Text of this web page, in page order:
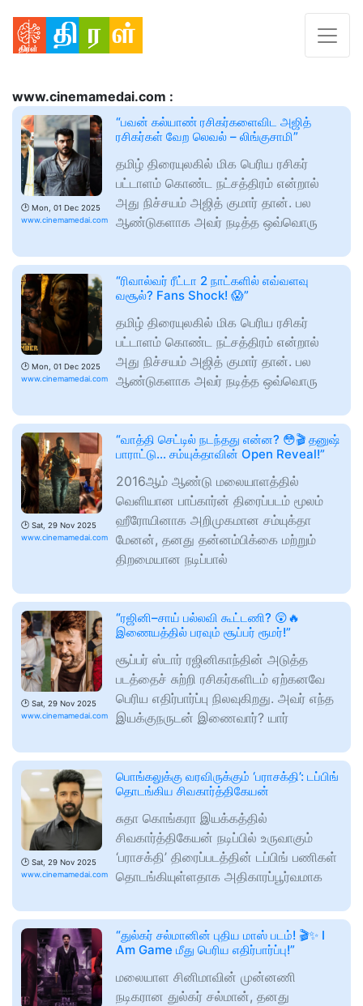
www.cinemamedai.com :
🕑 Mon, 01 Dec 2025
www.cinemamedai.com
“பவன் கல்யாண் ரசிகர்களைவிட அஜித்
ரசிகர்கள் வேற லெவல் – லிங்குசாமி”
தமிழ் திரையுலகில் மிக பெரிய ரசிகர்
பட்டாளம் கொண்ட நட்சத்திரம் என்றால்
அது நிச்சயம் அஜித் குமார் தான். பல
ஆண்டுகளாக அவர் நடித்த ஒவ்வொரு
🕑 Mon, 01 Dec 2025
www.cinemamedai.com
“ரிவால்வர் ரீட்டா 2 நாட்களில் எவ்வளவு
வசூல்? Fans Shock! 😱”
தமிழ் திரையுலகில் மிக பெரிய ரசிகர்
பட்டாளம் கொண்ட நட்சத்திரம் என்றால்
அது நிச்சயம் அஜித் குமார் தான். பல
ஆண்டுகளாக அவர் நடித்த ஒவ்வொரு
🕑 Sat, 29 Nov 2025
www.cinemamedai.com
“வாத்தி செட்டில் நடந்தது என்ன? 😳🎬 தனுஷ்
பாராட்டு… சம்யுக்தாவின் Open Reveal!”
2016ஆம் ஆண்டு மலையாளத்தில்
வெளியான பாப்கார்ன் திரைப்படம் மூலம்
ஹீரோயினாக அறிமுகமான சம்யுக்தா
மேனன், தனது தன்னம்பிக்கை மற்றும்
திறமையான நடிப்பால்
🕑 Sat, 29 Nov 2025
www.cinemamedai.com
“ரஜினி–சாய் பல்லவி கூட்டணி? 😲🔥
இணையத்தில் பரவும் சூப்பர் ரூமர்!”
சூப்பர் ஸ்டார் ரஜினிகாந்தின் அடுத்த
படத்தைச் சுற்றி ரசிகர்களிடம் ஏற்கனவே
பெரிய எதிர்பார்ப்பு நிலவுகிறது. அவர் எந்த
இயக்குநருடன் இணைவார்? யார்
🕑 Sat, 29 Nov 2025
www.cinemamedai.com
பொங்கலுக்கு வரவிருக்கும் ‘பராசக்தி’: டப்பிங்
தொடங்கிய சிவகார்த்திகேயன்
சுதா கொங்கரா இயக்கத்தில்
சிவகார்த்திகேயன் நடிப்பில் உருவாகும்
‘பராசக்தி’ திரைப்படத்தின் டப்பிங் பணிகள்
தொடங்கியுள்ளதாக அதிகாரப்பூர்வமாக
“துல்கர் சல்மானின் புதிய மாஸ் படம்! 🎬✨ I
Am Game மீது பெரிய எதிர்பார்ப்பு!”
மலையாள சினிமாவின் முன்னணி
நடிகரான துல்கர் சல்மான், தனது